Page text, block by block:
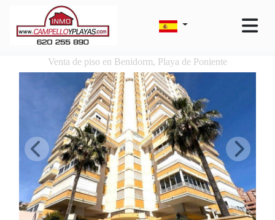
Venta de piso en Benidorm, Playa de Poniente